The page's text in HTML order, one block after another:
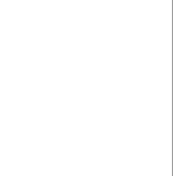
DE
moment.